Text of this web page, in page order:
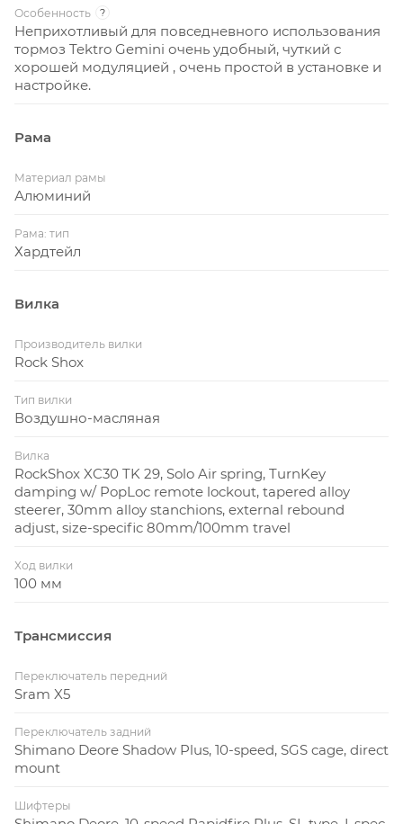
Особенность ?
Неприхотливый для повседневного использования
тормоз Tektro Gemini очень удобный, чуткий с
хорошей модуляцией , очень простой в установке и
настройке.
Рама
Материал рамы
Алюминий
Рама: тип
Хардтейл
Вилка
Производитель вилки
Rock Shox
Тип вилки
Воздушно-масляная
Вилка
RockShox XC30 TK 29, Solo Air spring, TurnKey
damping w/ PopLoc remote lockout, tapered alloy
steerer, 30mm alloy stanchions, external rebound
adjust, size-specific 80mm/100mm travel
Ход вилки
100 мм
Трансмиссия
Переключатель передний
Sram X5
Переключатель задний
Shimano Deore Shadow Plus, 10-speed, SGS cage, direct
mount
Шифтеры